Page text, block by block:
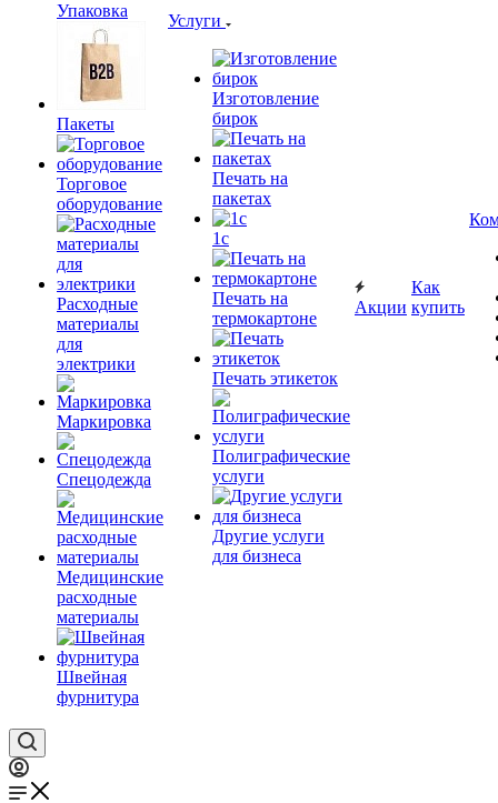
Упаковка
Пакеты
Торговое
оборудование
Расходные
материалы
для
электрики
Маркировка
Спецодежда
Медицинские
расходные
материалы
Швейная
фурнитура
Услуги
Изготовление
бирок
Печать на
пакетах
1c
Печать на
термокартоне
Печать этикеток
Полиграфические
услуги
Другие услуги
для бизнеса
Акции
Как
купить